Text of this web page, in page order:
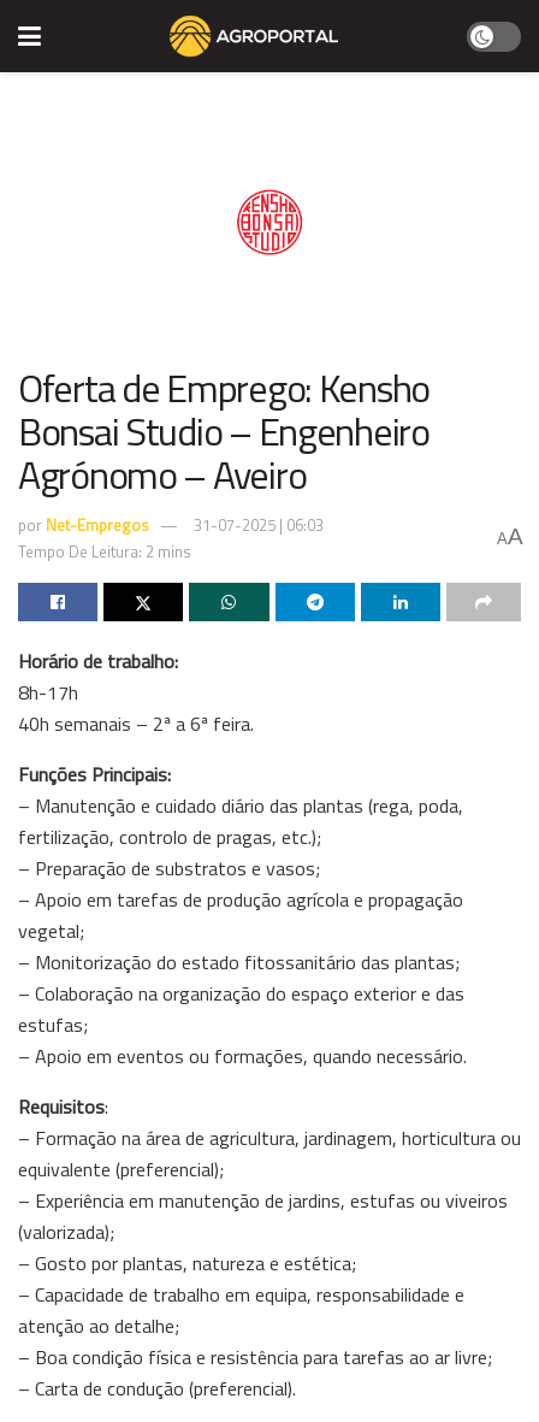
Oferta de Emprego: Kensho
Bonsai Studio – Engenheiro
Agrónomo – Aveiro
por Net-Empregos
31-07-2025 | 06:03
Tempo De Leitura: 2 mins
AA
Horário de trabalho:
8h-17h
40h semanais – 2ª a 6ª feira.
Funções Principais:
– Manutenção e cuidado diário das plantas (rega, poda,
fertilização, controlo de pragas, etc.);
– Preparação de substratos e vasos;
– Apoio em tarefas de produção agrícola e propagação
vegetal;
– Monitorização do estado fitossanitário das plantas;
– Colaboração na organização do espaço exterior e das
estufas;
– Apoio em eventos ou formações, quando necessário.
Requisitos:
– Formação na área de agricultura, jardinagem, horticultura ou
equivalente (preferencial);
– Experiência em manutenção de jardins, estufas ou viveiros
(valorizada);
– Gosto por plantas, natureza e estética;
– Capacidade de trabalho em equipa, responsabilidade e
atenção ao detalhe;
– Boa condição física e resistência para tarefas ao ar livre;
– Carta de condução (preferencial).